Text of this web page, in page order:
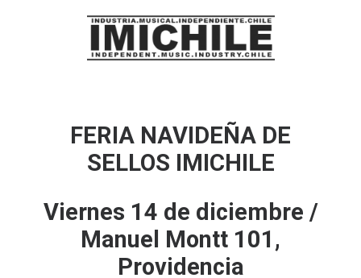
FERIA NAVIDEÑA DE
SELLOS IMICHILE
Viernes 14 de diciembre /
Manuel Montt 101,
Providencia